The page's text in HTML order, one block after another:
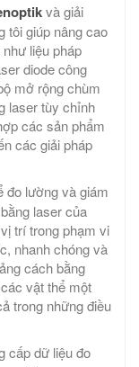
và giải
tôi giúp nâng cao
liệu pháp
diode công
mở rộng chùm
laser tùy chỉnh
các sản phẩm
các giải pháp
đo lường và giám
laser của
trí trong phạm vi
nhanh chóng và
cách bằng
vật thể một
trong những điều
cấp dữ liệu đo